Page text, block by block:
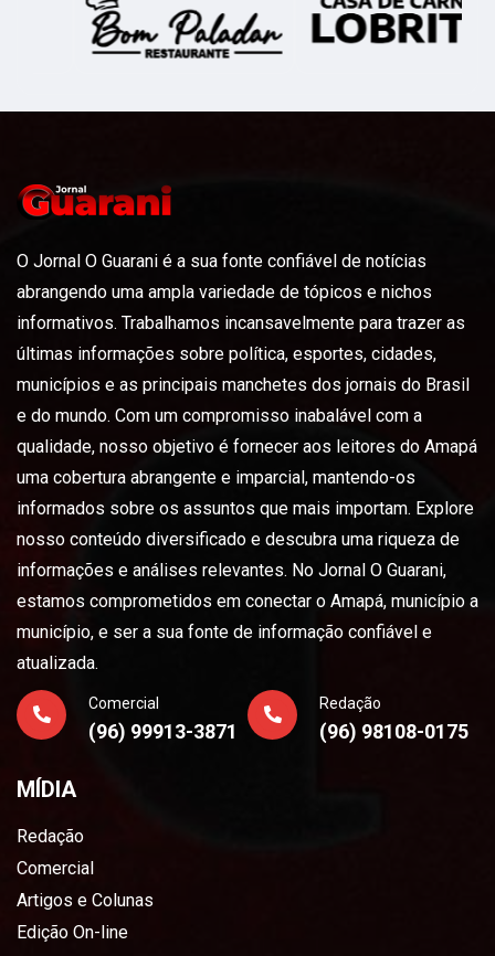
O Jornal O Guarani é a sua fonte confiável de notícias
abrangendo uma ampla variedade de tópicos e nichos
informativos. Trabalhamos incansavelmente para trazer as
últimas informações sobre política, esportes, cidades,
municípios e as principais manchetes dos jornais do Brasil
e do mundo. Com um compromisso inabalável com a
qualidade, nosso objetivo é fornecer aos leitores do Amapá
uma cobertura abrangente e imparcial, mantendo-os
informados sobre os assuntos que mais importam. Explore
nosso conteúdo diversificado e descubra uma riqueza de
informações e análises relevantes. No Jornal O Guarani,
estamos comprometidos em conectar o Amapá, município a
município, e ser a sua fonte de informação confiável e
atualizada.
Comercial
(96) 99913-3871
Redação
(96) 98108-0175
MÍDIA
Redação
Comercial
Artigos e Colunas
Edição On-line